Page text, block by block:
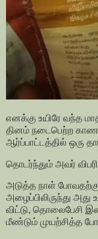
எனக்கு உயிரே வந்த
தினம் நடைபெற்ற
ஆர்ப்பாட்டத்தில் ஒரு
தொடர்ந்தும் அவர்
அடுத்த நாள்
அழைப்பிலிருந்து
விட்டு, தொலைபேசி
மீண்டும் முயற்சித்த